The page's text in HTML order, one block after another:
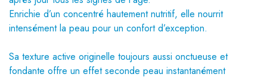
Enrichie d’un concentré hautement nutritif, elle nourrit
intensément la peau pour un confort d’exception.
Sa texture active originelle toujours aussi onctueuse et
fondante offre un effet seconde peau instantanément